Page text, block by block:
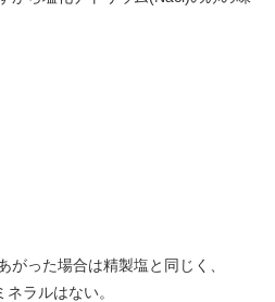
がった場合は精製塩と同じく、
ラルはない。